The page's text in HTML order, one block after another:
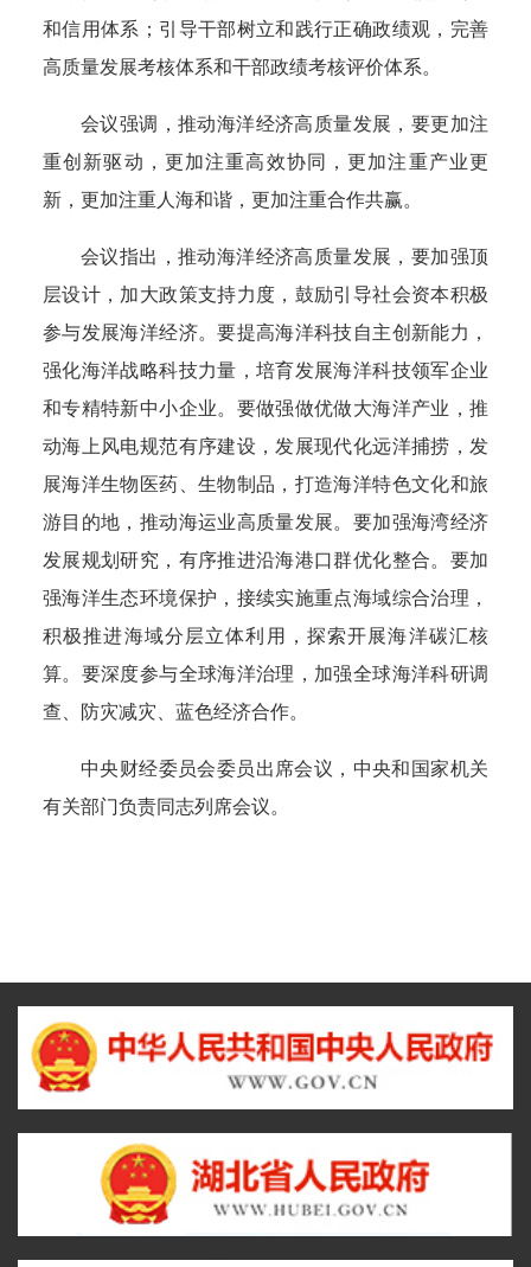
和信用体系；引导干部树立和践行正确政绩观，完善
高质量发展考核体系和干部政绩考核评价体系。
会议强调，推动海洋经济高质量发展，要更加注
重创新驱动，更加注重高效协同，更加注重产业更
新，更加注重人海和谐，更加注重合作共赢。
会议指出，推动海洋经济高质量发展，要加强顶
层设计，加大政策支持力度，鼓励引导社会资本积极
参与发展海洋经济。要提高海洋科技自主创新能力，
强化海洋战略科技力量，培育发展海洋科技领军企业
和专精特新中小企业。要做强做优做大海洋产业，推
动海上风电规范有序建设，发展现代化远洋捕捞，发
展海洋生物医药、生物制品，打造海洋特色文化和旅
游目的地，推动海运业高质量发展。要加强海湾经济
发展规划研究，有序推进沿海港口群优化整合。要加
强海洋生态环境保护，接续实施重点海域综合治理，
积极推进海域分层立体利用，探索开展海洋碳汇核
算。要深度参与全球海洋治理，加强全球海洋科研调
查、防灾减灾、蓝色经济合作。
中央财经委员会委员出席会议，中央和国家机关
有关部门负责同志列席会议。